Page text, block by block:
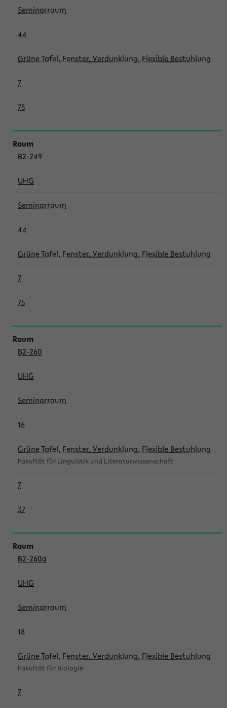
Seminarraum
44
Grüne Tafel, Fenster, Verdunklung, Flexible Bestuhlung
7
75
B2-249
UHG
Seminarraum
44
Grüne Tafel, Fenster, Verdunklung, Flexible Bestuhlung
7
75
B2-260
UHG
Seminarraum
16
Grüne Tafel, Fenster, Verdunklung, Flexible Bestuhlung
Fakultät für Linguistik und Literaturwissenschaft
7
37
B2-260a
UHG
Seminarraum
18
Grüne Tafel, Fenster, Verdunklung, Flexible Bestuhlung
Fakultät für Biologie
7